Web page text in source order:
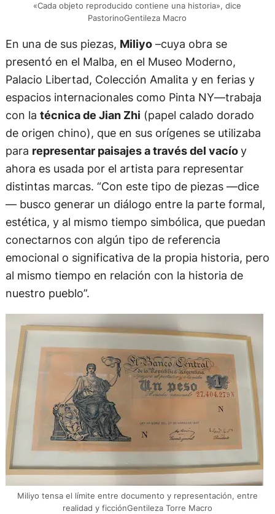
«Cada objeto reproducido contiene una historia», dice
PastorinoGentileza Macro
En una de sus piezas, Miliyo–cuya obra se
presentó en el Malba, en el Museo Moderno,
Palacio Libertad, Colección Amalita y en ferias y
espacios internacionales como Pinta NY—trabaja
con la técnica de Jian Zhi (papel calado dorado
de origen chino), que en sus orígenes se utilizaba
para representar paisajes a través del vacíoy
ahora es usada por el artista para representar
distintas marcas. “Con este tipo de piezas —dice
— busco generar un diálogo entre la parte formal,
estética, y al mismo tiempo simbólica, que puedan
conectarnos con algún tipo de referencia
emocional o significativa de la propia historia, pero
al mismo tiempo en relación con la historia de
nuestro pueblo”.
Miliyo tensa el límite entre documento y representación, entre
realidad y ficciónGentileza Torre Macro